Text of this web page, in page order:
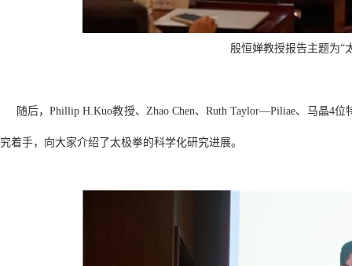
殷恒婵教授报告主题为“
随后，Phillip H.Kuo教授、Zhao Chen、Ruth Taylor—Piliae、马晶4
究着手，向大家介绍了太极拳的科学化研究进展。